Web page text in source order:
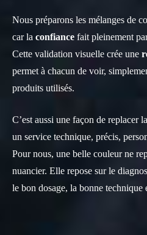
Nous préparons les mélanges de
car la confiance fait pleinement
Cette validation visuelle crée une
permet à chacun de voir,
produits utilisés.
C’est aussi une façon de replacer
un service technique, précis,
Pour nous, une belle couleur ne
nuancier. Elle repose sur le
le bon dosage, la bonne